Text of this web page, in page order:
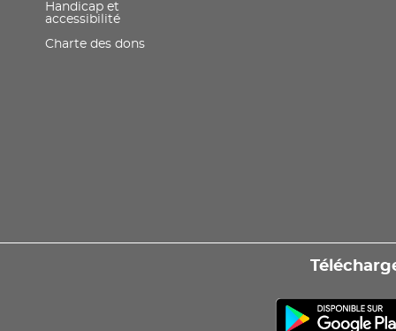
Handicap et
accessibilité
Charte des dons